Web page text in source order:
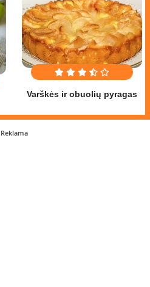
Varškės ir obuolių pyragas
Reklama